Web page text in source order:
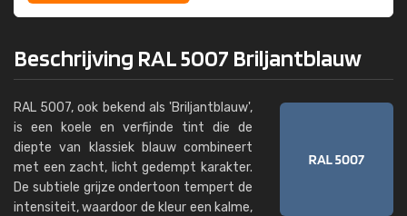
Beschrijving RAL 5007 Briljantblauw
RAL 5007, ook bekend als 'Briljantblauw',
is een koele en verfijnde tint die de
diepte van klassiek blauw combineert
met een zacht, licht gedempt karakter.
De subtiele grijze ondertoon tempert de
intensiteit, waardoor de kleur een kalme,